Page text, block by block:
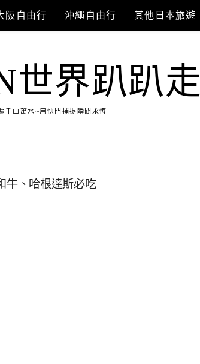
阪自由行 沖繩自由行 其他日本旅遊
世界趴趴走
千山萬水~用快門捕捉瞬間永恆
牛、哈根達斯必吃